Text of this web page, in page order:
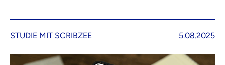
STUDIE MIT SCRIBZEE 5.08.2025